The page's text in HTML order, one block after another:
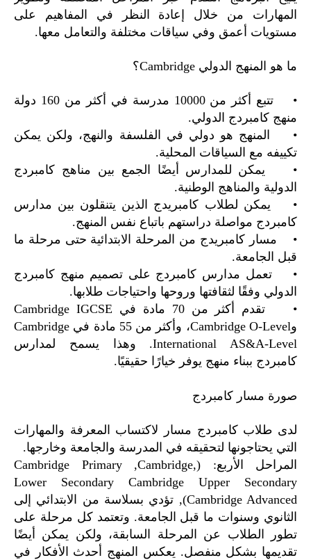
المهارات من خلال إعادة النظر في المفاهيم على
مستويات أعمق وفي سياقات مختلفة والتعامل معها.
ما هو المنهج الدولي Cambridge؟
• تتبع أكثر من 10000 مدرسة في أكثر من 160 دولة
منهج كامبردج الدولي.
• المنهج هو دولي في الفلسفة والنهج، ولكن يمكن
تكييفه مع السياقات المحلية.
• يمكن للمدارس أيضًا الجمع بين مناهج كامبردج
الدولية والمناهج الوطنية.
• يمكن لطلاب كامبريدج الذين يتنقلون بين مدارس
كامبردج مواصلة دراستهم باتباع نفس المنهج.
• مسار كامبريدج من المرحلة الابتدائية حتى مرحلة ما
قبل الجامعة.
• تعمل مدارس كامبردج على تصميم منهج كامبردج
الدولي وفقًا لثقافتها وروحها واحتياجات طلابها.
• تقدم أكثر من 70 مادة في Cambridge IGCSE
وCambridge O-Level، وأكثر من 55 مادة في Cambridge
International AS&A-Level. وهذا يسمح لمدارس
كامبردج ببناء منهج يوفر خيارًا حقيقيًا.
صورة مسار كامبردج
لدى طلاب كامبردج مسار لاكتساب المعرفة والمهارات
التي يحتاجونها لتحقيقه في المدرسة والجامعة وخارجها.
المراحل الأربع: (,Cambridge Primary ,Cambridge
Lower Secondary Cambridge Upper Secondary
(Cambridge Advanced, تؤدي بسلاسة من الابتدائي إلى
الثانوي وسنوات ما قبل الجامعة. وتعتمد كل مرحلة على
تطور الطلاب عن المرحلة السابقة، ولكن يمكن أيضًا
تقديمها بشكل منفصل. يعكس المنهج أحدث الأفكار في